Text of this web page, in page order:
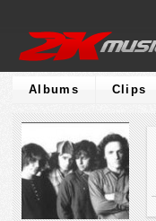
Albums Clips